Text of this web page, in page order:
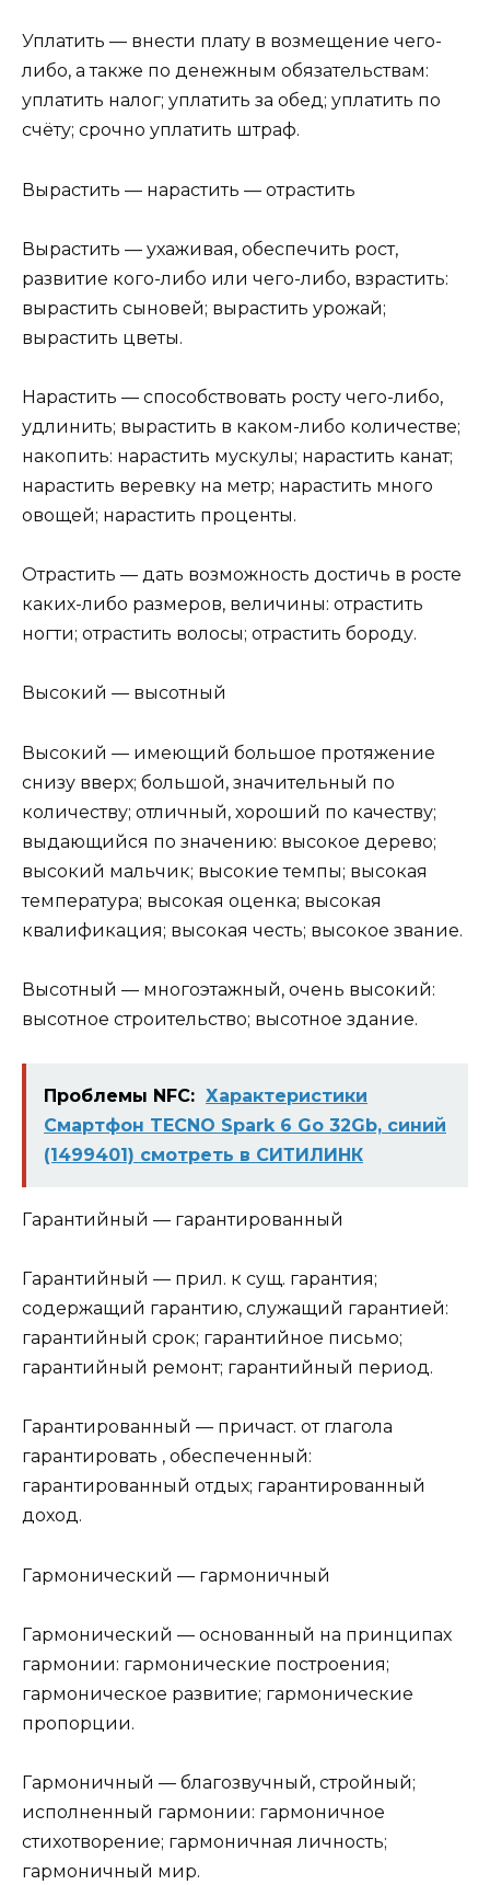
Уплатить — внести плату в возмещение чего-
либо, а также по денежным обязательствам:
уплатить на­лог; уплатить за обед; уплатить по
счёту; срочно уплатить штраф.
Вырастить — нарастить — отрастить
Вырастить — ухаживая, обеспечить рост,
развитие кого-либо или чего-либо, взрастить:
вырастить сыно­вей; вырастить урожай;
вырастить цветы.
Нарастить — способствовать росту чего-либо,
удлинить; вырастить в каком-либо количестве;
нако­пить: нарастить мускулы; нарастить канат;
нарастить веревку на метр; нарастить много
овощей; нарастить проценты.
Отрастить — дать возможность достичь в росте
каких-либо размеров, величины: отрастить
ногти; отрас­тить волосы; отрастить бороду.
Высокий — высотный
Высокий — имеющий большое протяжение
снизу вверх; большой, значительный по
количеству; отлич­ный, хороший по качеству;
выдающийся по значению: высокое дерево;
высокий мальчик; высокие темпы; высокая
температура; высокая оценка; высокая
квалификация; высокая честь; высокое звание.
Высотный — многоэтажный, очень высокий:
высотное строительство; высотное здание.
Проблемы NFC: Характеристики
Смартфон TECNO Spark 6 Go 32Gb, синий
(1499401) смотреть в СИТИЛИНК
Гарантийный — гарантированный
Гарантийный — прил. к сущ. гарантия;
содержащий гарантию, служащий гарантией:
гарантийный срок; гарантийное письмо;
гарантийный ремонт; гарантийный период.
Гарантированный — причаст. от глагола
гарантировать , обеспеченный:
гарантированный от­дых; гарантированный
доход.
Гармонический — гармоничный
Гармонический — основанный на принципах
гармонии: гармонические построения;
гармоническое разви­тие; гармонические
пропорции.
Гармоничный — благозвучный, стройный;
исполненный гармонии: гармоничное
стихотворение; гармо­ничная личность;
гармоничный мир.